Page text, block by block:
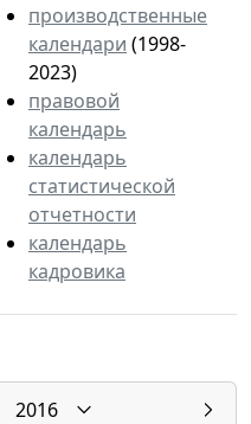
производственные
календари (1998-
2023)
правовой
календарь
календарь
статистической
отчетности
календарь
кадровика
2016